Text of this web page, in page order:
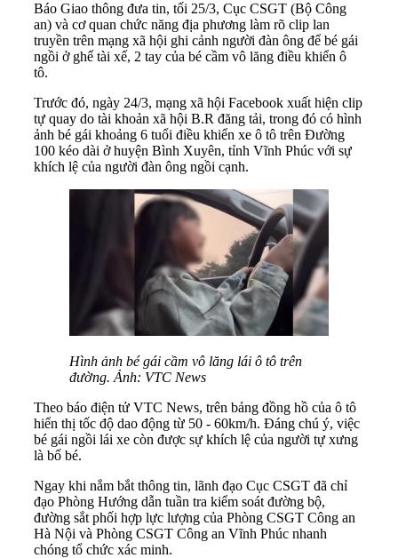
Báo Giao thông đưa tin, tối 25/3, Cục CSGT (Bộ Công
an) và cơ quan chức năng địa phương làm rõ clip lan
truyền trên mạng xã hội ghi cảnh người đàn ông để bé gái
ngồi ở ghế tài xế, 2 tay của bé cầm vô lăng điều khiển ô
tô.
Trước đó, ngày 24/3, mạng xã hội Facebook xuất hiện clip
tự quay do tài khoản xã hội B.R đăng tải, trong đó có hình
ảnh bé gái khoảng 6 tuổi điều khiển xe ô tô trên Đường
100 kéo dài ở huyện Bình Xuyên, tỉnh Vĩnh Phúc với sự
khích lệ của người đàn ông ngồi cạnh.
Hình ảnh bé gái cầm vô lăng lái ô tô trên
đường. Ảnh: VTC News
Theo báo điện tử VTC News, trên bảng đồng hồ của ô tô
hiển thị tốc độ dao động từ 50 - 60km/h. Đáng chú ý, việc
bé gái ngồi lái xe còn được sự khích lệ của người tự xưng
là bố bé.
Ngay khi nắm bắt thông tin, lãnh đạo Cục CSGT đã chỉ
đạo Phòng Hướng dẫn tuần tra kiểm soát đường bộ,
đường sắt phối hợp lực lượng của Phòng CSGT Công an
Hà Nội và Phòng CSGT Công an Vĩnh Phúc nhanh
chóng tổ chức xác minh.